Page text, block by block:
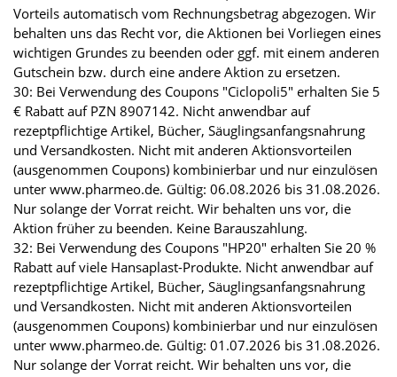
Vorteils automatisch vom Rechnungsbetrag abgezogen. Wir
behalten uns das Recht vor, die Aktionen bei Vorliegen eines
wichtigen Grundes zu beenden oder ggf. mit einem anderen
Gutschein bzw. durch eine andere Aktion zu ersetzen.
30: Bei Verwendung des Coupons "Ciclopoli5" erhalten Sie 5
€ Rabatt auf PZN 8907142. Nicht anwendbar auf
rezeptpflichtige Artikel, Bücher, Säuglingsanfangsnahrung
und Versandkosten. Nicht mit anderen Aktionsvorteilen
(ausgenommen Coupons) kombinierbar und nur einzulösen
unter www.pharmeo.de. Gültig: 06.08.2026 bis 31.08.2026.
Nur solange der Vorrat reicht. Wir behalten uns vor, die
Aktion früher zu beenden. Keine Barauszahlung.
32: Bei Verwendung des Coupons "HP20" erhalten Sie 20 %
Rabatt auf viele Hansaplast-Produkte. Nicht anwendbar auf
rezeptpflichtige Artikel, Bücher, Säuglingsanfangsnahrung
und Versandkosten. Nicht mit anderen Aktionsvorteilen
(ausgenommen Coupons) kombinierbar und nur einzulösen
unter www.pharmeo.de. Gültig: 01.07.2026 bis 31.08.2026.
Nur solange der Vorrat reicht. Wir behalten uns vor, die